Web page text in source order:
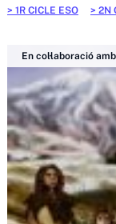
1R CICLE ESO 2N
En col·laboració amb